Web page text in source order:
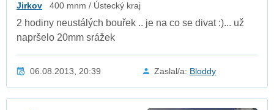
Jirkov 400 mnm / Ústecký kraj
2 hodiny neustálých bouřek .. je na co se divat :)... už
napršelo 20mm srážek
06.08.2013, 20:39 Zaslal/a: Bloddy